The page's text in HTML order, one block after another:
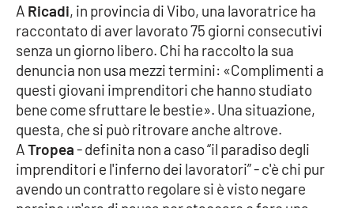
STREAMING
LaC TV
LaC Network
LaC OnAir
A Ricadi, in provincia di Vibo, una lavoratrice ha
raccontato di aver lavorato 75 giorni consecutivi
senza un giorno libero. Chi ha raccolto la sua
denuncia non usa mezzi termini: «Complimenti a
questi giovani imprenditori che hanno studiato
bene come sfruttare le bestie». Una situazione,
questa, che si può ritrovare anche altrove.
ATropea- definita non a caso “il paradiso degli
imprenditori e l'inferno dei lavoratori” - c'è chi pur
avendo un contratto regolare si è visto negare